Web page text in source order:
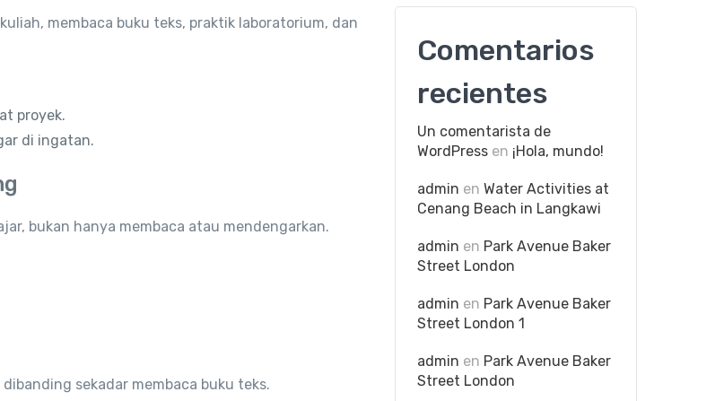
membaca buku teks, praktik laboratorium, dan
proyek.
di ingatan.
bukan hanya membaca atau mendengarkan.
sekadar membaca buku teks.
Comentarios
recientes
Un comentarista de
WordPress en ¡Hola, mundo!
admin en Water Activities at
Cenang Beach in Langkawi
admin en Park Avenue Baker
Street London
admin en Park Avenue Baker
Street London 1
admin en Park Avenue Baker
Street London